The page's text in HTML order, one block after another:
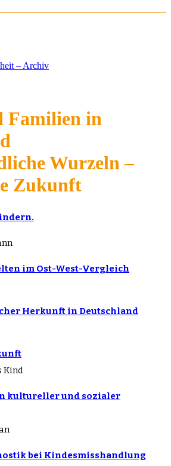
Familien in
Wurzeln –
Zukunft
im Ost-West-Vergleich
Herkunft in Deutschland
Kind
kultureller und sozialer
bei Kindesmisshandlung